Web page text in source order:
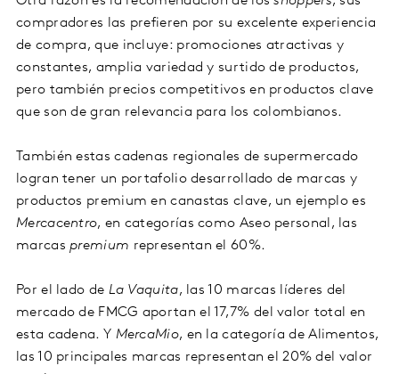
compradores las prefieren por su excelente experiencia
de compra, que incluye: promociones atractivas y
constantes, amplia variedad y surtido de productos,
pero también precios competitivos en productos clave
que son de gran relevancia para los colombianos.
También estas cadenas regionales de supermercado
logran tener un portafolio desarrollado de marcas y
productos premium en canastas clave, un ejemplo es
Mercacentro, en categorías como Aseo personal, las
marcaspremium representan el 60%.
Por el lado de La Vaquita, las 10 marcas líderes del
mercado de FMCG aportan el 17,7% del valor total en
esta cadena. Y MercaMio, en la categoría de Alimentos,
las 10 principales marcas representan el 20% del valor